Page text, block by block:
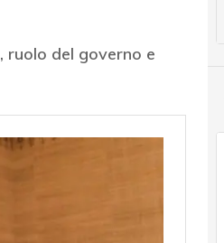
, ruolo del governo e